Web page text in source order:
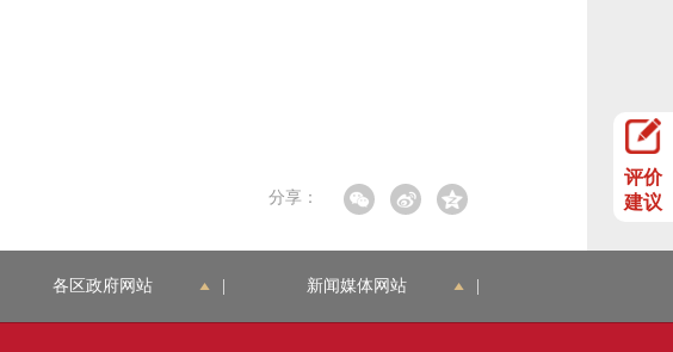
分享：
评价
建议
各区政府网站 新闻媒体网站